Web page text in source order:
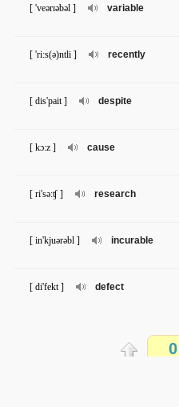
variable
[ 'veərɪəbəl ]
recently
[ 'ri:s(ə)ntli ]
despite
[ dis'pait ]
cause
[ kɔ:z ]
research
[ ri'sə:ʧ ]
incurable
[ in'kjuərəbl ]
defect
[ di'fekt ]
0